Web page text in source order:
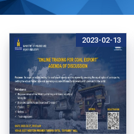
2023-02-13